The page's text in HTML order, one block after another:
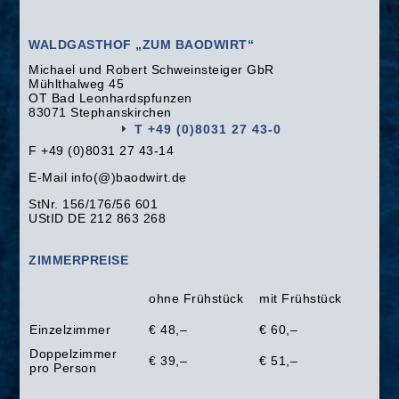
WALDGASTHOF „ZUM BAODWIRT“
Michael und Robert Schweinsteiger GbR
Mühlthalweg 45
OT Bad Leonhardspfunzen
83071 Stephanskirchen
T +49 (0)8031 27 43-0
F +49 (0)8031 27 43-14
E-Mail info(@)baodwirt.de
StNr. 156/176/56 601
UStID DE 212 863 268
ZIMMERPREISE
ohne Frühstück mit Frühstück
Einzelzimmer € 48,–
€ 60,–
Doppelzimmer
pro Person
€ 39,– € 51,–